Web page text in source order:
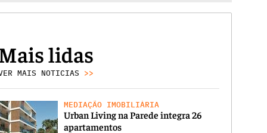
lidas
MAIS NOTICIAS >>
MEDIAÇÃO IMOBILIÁRIA
Urban Living na Parede integra 26
apartamentos